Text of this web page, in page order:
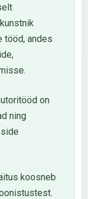
tööd, andes
on
ning
koosneb